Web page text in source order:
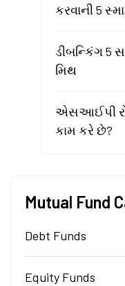
કરવાની 5
ડીબન્કિંગ 5
મિથ
એસઆઈપી
કામ કરે છે?
Mutual Fund
Debt Funds
Equity Funds